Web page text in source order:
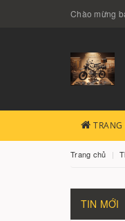
Chào mừng
TRANG
Trang chủ
TIN MỚI